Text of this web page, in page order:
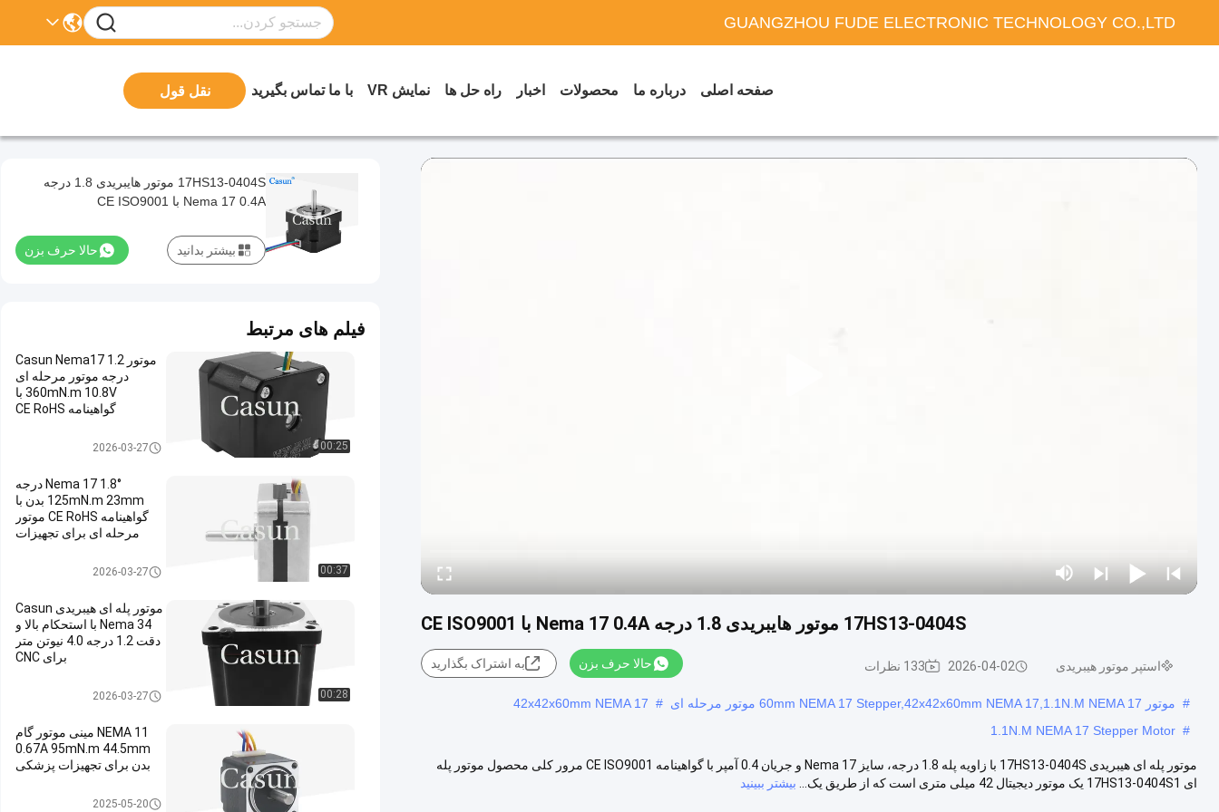
GUANGZHOU FUDE ELECTRONIC TECHNOLOGY CO.,LTD
صفحه اصلی درباره ما محصولات اخبار راه حل ها نمایش VR با ما تماس بگیرید نقل قول
17HS13-0404S موتور هایبریدی 1.8 درجه Nema 17 0.4A با CE ISO9001
استپر موتور هیبریدی 2026-04-02 133 نظرات حالا حرف بزن به اشتراک بگذارید
# موتور 60mm NEMA 17 Stepper,42x42x60mm NEMA 17,1.1N.M NEMA 17 موتور مرحله ای #
42x42x60mm NEMA 17
#
1.1N.M NEMA 17 Stepper Motor
موتور پله ای هیبریدی 17HS13-0404S با زاویه پله 1.8 درجه، سایز Nema 17 و جریان 0.4 آمپر با گواهینامه CE ISO9001 مرور کلی محصول موتور پله
ای 17HS13-0404S1 یک موتور دیجیتال 42 میلی متری است که از طریق یک...
بیشتر ببینید
17HS13-0404S موتور هایبریدی 1.8 درجه
Nema 17 0.4A با CE ISO9001
حالا حرف بزن بیشتر بدانید
فیلم های مرتبط
00:25
موتور Casun Nema17 1.2
درجه موتور مرحله ای
360mN.m 10.8V با
گواهینامه CE RoHS
استپر موتور nema 172026-03-27
00:37
Nema 17 1.8° درجه
125mN.m 23mm بدن با
گواهینامه CE RoHS موتور
مرحله ای برای تجهیزات
استپر موتور nema 172026-03-27
00:28
موتور پله ای هیبریدی Casun
Nema 34 با استحکام بالا و
دقت 1.2 درجه 4.0 نیوتن متر
برای CNC
استپر موتور nema 172026-03-27
NEMA 11 مینی موتور گام
0.67A 95mN.m 44.5mm
بدن برای تجهیزات پزشکی
موتور پله ای nema 112025-05-20